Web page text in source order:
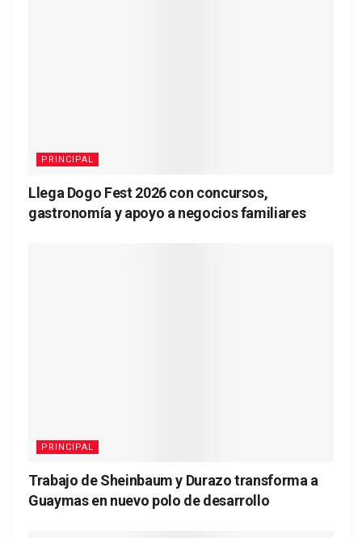
PRINCIPAL
Llega Dogo Fest 2026 con concursos,
gastronomía y apoyo a negocios familiares
PRINCIPAL
Trabajo de Sheinbaum y Durazo transforma a
Guaymas en nuevo polo de desarrollo